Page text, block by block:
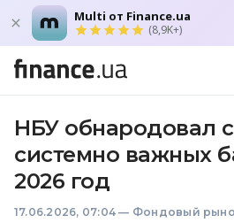
Multi от Finance.ua
(8,9K+)
НБУ обнародовал
системно важных
2026 год
17.06.2026, 07:04 — Фондовый